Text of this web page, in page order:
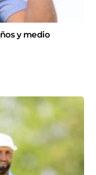
y medio